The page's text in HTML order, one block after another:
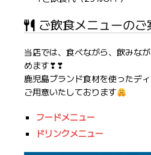
ご飲食メニューのご
当店では、食べながら、飲みな
めます❣❣
鹿児島ブランド食材を使ったデ
ご用意いたしております
フードメニュー
ドリンクメニュー